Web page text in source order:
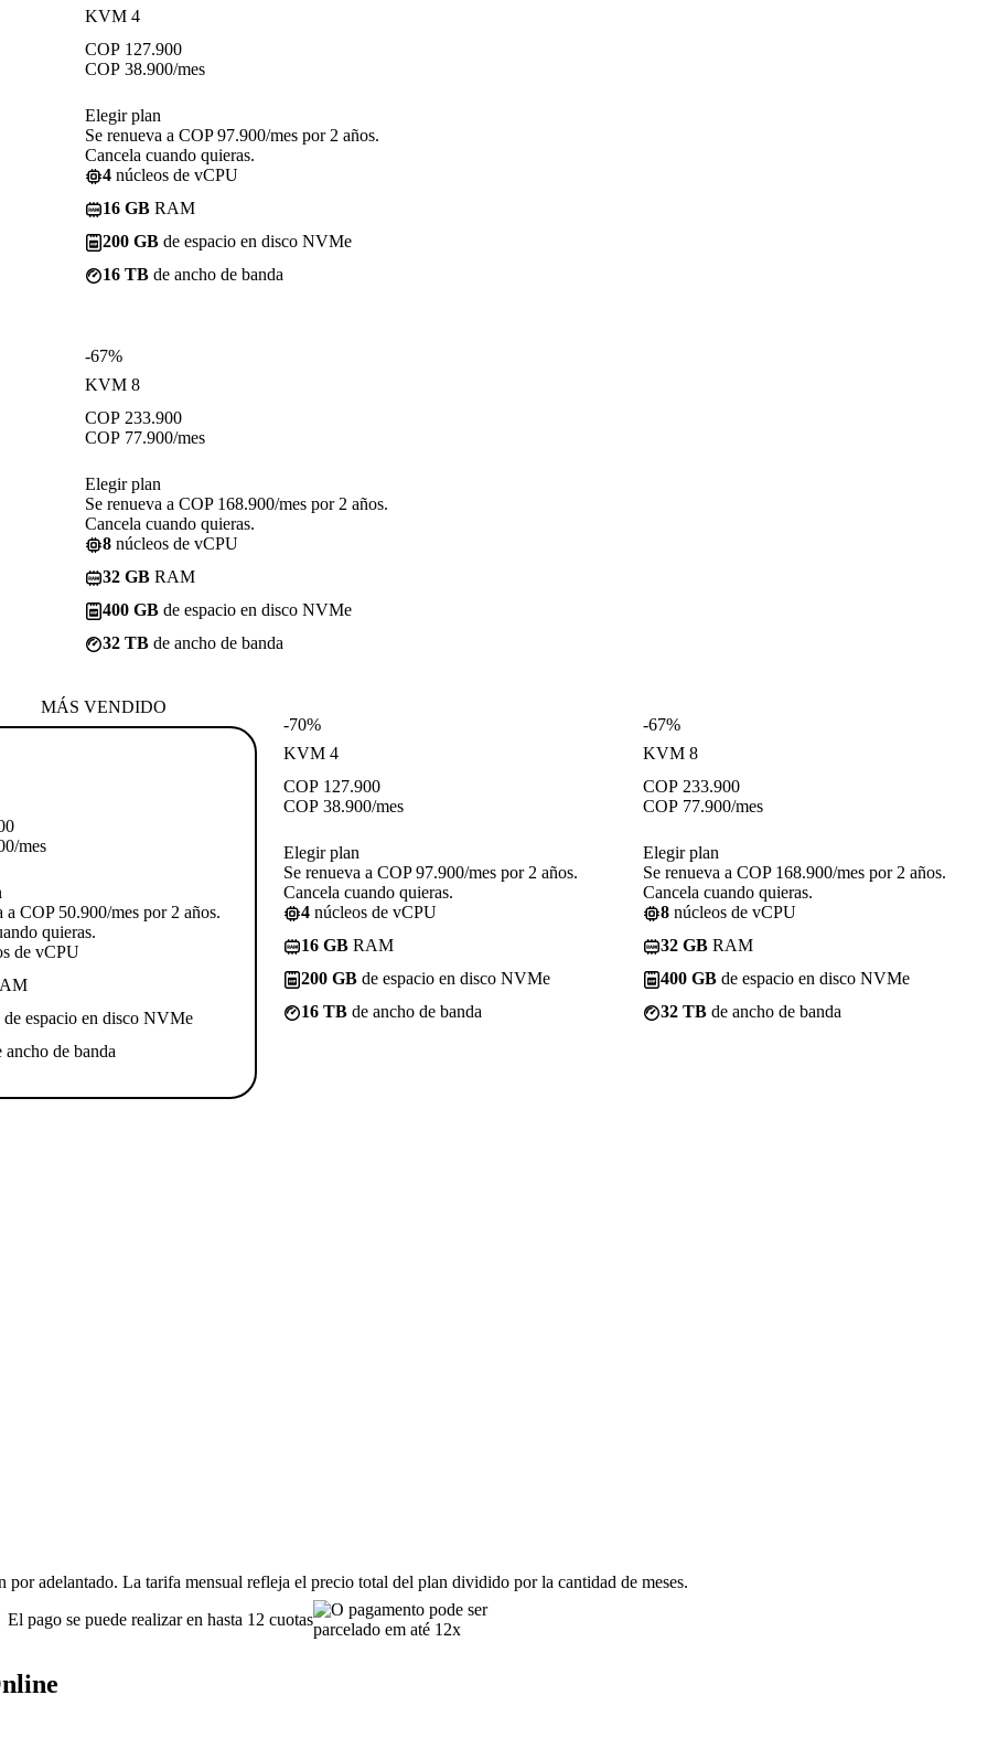
KVM 4
COP 127.900
COP 38.900/mes
Elegir plan
Se renueva a COP 97.900/mes por 2 años.
Cancela cuando quieras.
4 núcleos de vCPU
16 GB RAM
200 GB de espacio en disco NVMe
16 TB de ancho de banda
-67%
KVM 8
COP 233.900
COP 77.900/mes
Elegir plan
Se renueva a COP 168.900/mes por 2 años.
Cancela cuando quieras.
8 núcleos de vCPU
32 GB RAM
400 GB de espacio en disco NVMe
32 TB de ancho de banda
MÁS VENDIDO
/mes
a COP 50.900/mes por 2 años.
quieras.
de vCPU
de espacio en disco NVMe
ancho de banda
-70%
KVM 4
COP 127.900
COP 38.900/mes
Elegir plan
Se renueva a COP 97.900/mes por 2 años.
Cancela cuando quieras.
4 núcleos de vCPU
16 GB RAM
200 GB de espacio en disco NVMe
16 TB de ancho de banda
-67%
KVM 8
COP 233.900
COP 77.900/mes
Elegir plan
Se renueva a COP 168.900/mes por 2 años.
Cancela cuando quieras.
8 núcleos de vCPU
32 GB RAM
400 GB de espacio en disco NVMe
32 TB de ancho de banda
por adelantado. La tarifa mensual refleja el precio total del plan dividido por la cantidad de meses.
El pago se puede realizar en hasta 12 cuotas